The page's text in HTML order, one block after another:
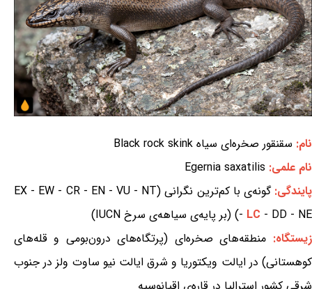
نام: سقنقور صخره‌ای سیاه Black rock skink
نام علمی: Egernia saxatilis
پایندگی:
گونه‌ی با کم‌ترین نگرانی (EX - EW - CR - EN - VU - NT
- LC - DD - NE) (بر پایه‌ی سیاهه‌ی سرخ IUCN)
زیستگاه: منطقه‌های صخره‌ای (پرتگاه‌های درون‌بومی و قله‌های
کوهستانی) در ایالت ویکتوریا و شرق ایالت نیو ساوت ولز در جنوب